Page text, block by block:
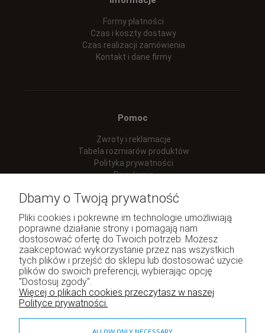
Formy płatności
Czas i koszty dostawy
Czas realizacji zamówienia
Kontakt i dane firmy
Pomoc
Zwroty i reklamacje
Tabela rozmiarów produktów
Polityka prywatności
Regulamin
Moje konto
Twoje zamówienia
Program lojalnościowy
Dbamy o Twoją prywatność
Pliki cookies i pokrewne im technologie umożliwiają
poprawne działanie strony i pomagają nam
dostosować ofertę do Twoich potrzeb. Możesz
zaakceptować wykorzystanie przez nas wszystkich
tych plików i przejść do sklepu lub dostosować użycie
plików do swoich preferencji, wybierając opcję
"Dostosuj zgody".
Więcej o plikach cookies przeczytasz w naszej
Polityce prywatności.
ALLOW ONLY NECESSARY